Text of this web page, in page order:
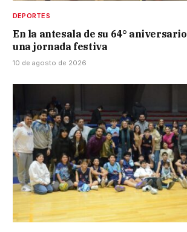
DEPORTES
En la antesala de su 64°
una jornada festiva
10 de agosto de 2026